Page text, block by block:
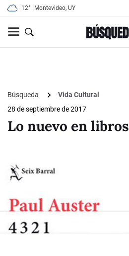
12° Montevideo, UY
Búsqueda
Vida Cultural
28 de septiembre de 2017
Lo nuevo en libros